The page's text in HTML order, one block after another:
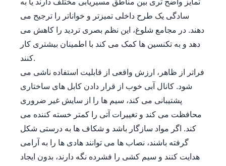
تمایز واضح تری بین مناطق مسیریابی مختلف دارند یا به
سادگی یک طرح داخلی تمیزتر و خواناتر را ترجیح می
دهند. در مجامع شلوغ، این نظم بصری تردید را کاهش می
دهد و به تکنسین ها کمک می کند با اطمینان بیشتری کار
کنند.
فراتر از ظاهر، ارزش واقعی از قابلیت استفاده ناشی می
شود. کانال آبی خوب از قرار دادن کابل های ساختاری
پشتیبانی می کند، سیم ها را از سایش غیر ضروری
محافظت می کند و تغییرات آتی را کمتر خسته کننده می
کند. اگر مواد سازگار باشد و شکاف ها به درستی شکل
گرفته باشند، نصاب ها می توانند هادی ها را به آرامی
هدایت کنند و سیم کشی را فشرده نگه دارند، بدون ایجاد